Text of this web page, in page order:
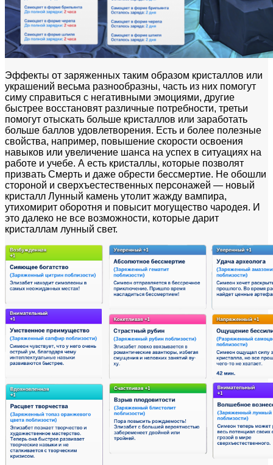
Эффекты от заряженных таким образом кристаллов или
украшений весьма разнообразны, часть из них помогут
симу справиться с негативными эмоциями, другие
быстрее восстановят различные потребности, третьи
помогут отыскать больше кристаллов или заработать
больше баллов удовлетворения. Есть и более полезные
свойства, например, повышение скорости освоения
навыков или увеличение шанса на успех в ситуациях на
работе и учебе. А есть кристаллы, которые позволят
призвать Смерть и даже обрести бессмертие. Не обошли
стороной и сверхъестественных персонажей — новый
кристалл Лунный камень утолит жажду вампира,
утихомирит оборотня и повысит могущество чародея. И
это далеко не все возможности, которые дарит
кристаллам лунный свет.